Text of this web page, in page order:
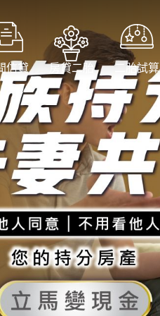
信貸 房貸二胎 二胎試算